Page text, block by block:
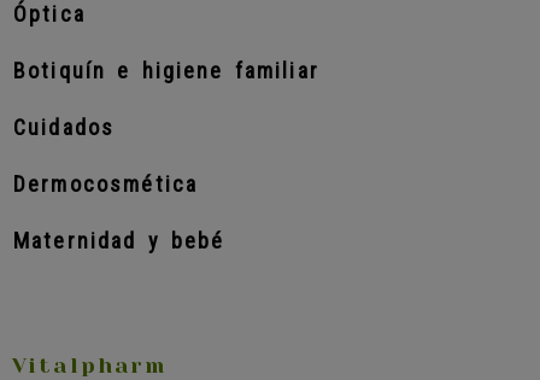
Óptica
Botiquín e higiene familiar
Cuidados
Dermocosmética
Maternidad y bebé
Vitalpharm